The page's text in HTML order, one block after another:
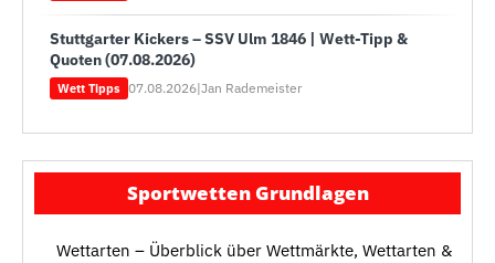
Stuttgarter Kickers – SSV Ulm 1846 | Wett-Tipp &
Quoten (07.08.2026)
Wett Tipps 07.08.2026|Jan Rademeister
Sportwetten Grundlagen
Wettarten – Überblick über Wettmärkte, Wettarten &